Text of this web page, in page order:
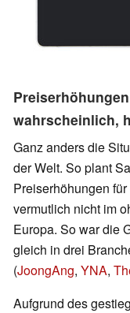
wahrscheinlich,
Ganz anders die
der Welt. So plant
Preiserhöhungen
vermutlich nicht im
Europa. So war die
gleich in drei
(JoongAng, YNA,
Aufgrund des